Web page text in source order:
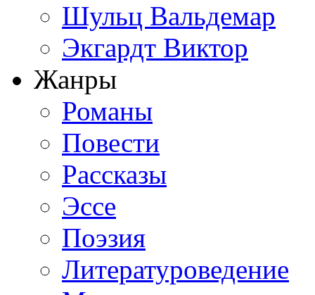
Шульц Вальдемар
Экгардт Виктор
Жанры
Романы
Повести
Рассказы
Эссе
Поэзия
Литературоведение